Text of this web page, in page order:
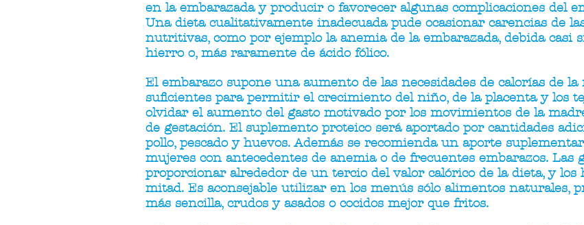
en la embarazada y producir o favorecer algunas complicaciones del
Una dieta cualitativamente inadecuada pude ocasionar carencias de
nutritivas, como por ejemplo la anemia de la embarazada, debida casi
hierro o, más raramente de ácido fólico.
El embarazo supone una aumento de las necesidades de calorías de
suficientes para permitir el crecimiento del niño, de la placenta y los
olvidar el aumento del gasto motivado por los movimientos de la
de gestación. El suplemento proteico será aportado por cantidades
pollo, pescado y huevos. Además se recomienda un aporte
mujeres con antecedentes de anemia o de frecuentes embarazos. Las
proporcionar alrededor de un tercio del valor calórico de la dieta, y los
mitad. Es aconsejable utilizar en los menús sólo alimentos naturales,
más sencilla, crudos y asados o cocidos mejor que fritos.